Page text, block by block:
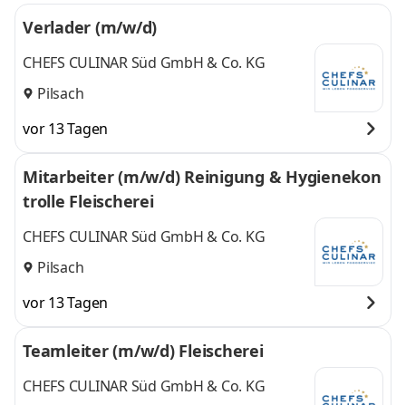
Verlader (m/w/d)
CHEFS CULINAR Süd GmbH & Co. KG
Pilsach
vor 13 Tagen
Mitarbeiter (m/w/d) Reinigung & Hygienekon
trolle Fleischerei
CHEFS CULINAR Süd GmbH & Co. KG
Pilsach
vor 13 Tagen
Teamleiter (m/w/d) Fleischerei
CHEFS CULINAR Süd GmbH & Co. KG